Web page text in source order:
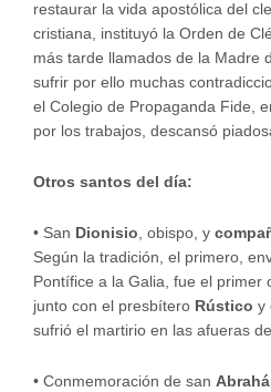
restaurar la vida apostólica del
cristiana, instituyó la Orden de
más tarde llamados de la Madre
sufrir por ello muchas
el Colegio de Propaganda Fide,
por los trabajos, descansó
Otros santos del día:
• San Dionisio, obispo, y
Según la tradición, el primero,
Pontífice a la Galia, fue el primer
junto con el presbítero Rústico y
sufrió el martirio en las afueras
• Conmemoración de san